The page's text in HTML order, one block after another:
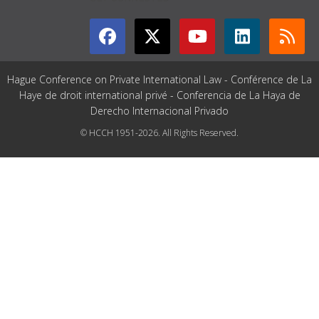
Hague Conference on Private International Law - Conférence de La
Haye de droit international privé - Conferencia de La Haya de
Derecho Internacional Privado
© HCCH 1951-2026. All Rights Reserved.